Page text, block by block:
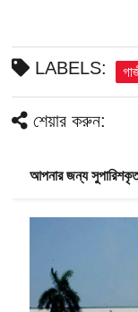
LABELS:
শেয়ার করুন:
আপনার জন্য